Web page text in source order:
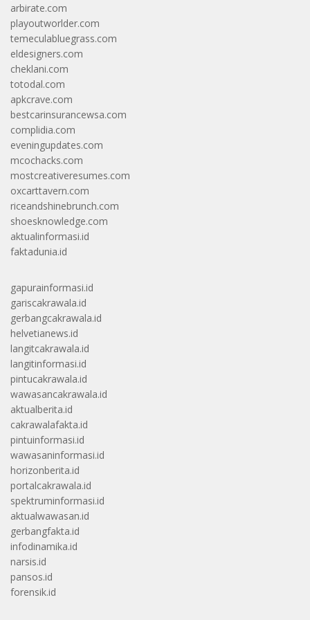
arbirate.com
playoutworlder.com
temeculabluegrass.com
eldesigners.com
cheklani.com
totodal.com
apkcrave.com
bestcarinsurancewsa.com
complidia.com
eveningupdates.com
mcochacks.com
mostcreativeresumes.com
oxcarttavern.com
riceandshinebrunch.com
shoesknowledge.com
aktualinformasi.id
faktadunia.id
gapurainformasi.id
gariscakrawala.id
gerbangcakrawala.id
helvetianews.id
langitcakrawala.id
langitinformasi.id
pintucakrawala.id
wawasancakrawala.id
aktualberita.id
cakrawalafakta.id
pintuinformasi.id
wawasaninformasi.id
horizonberita.id
portalcakrawala.id
spektruminformasi.id
aktualwawasan.id
gerbangfakta.id
infodinamika.id
narsis.id
pansos.id
forensik.id